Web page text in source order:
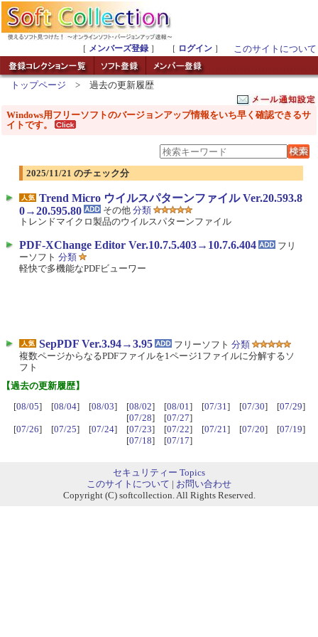
［ メンバーズ登録 ］ ［ ログイン ］ このサイトについて
トップページ > 過去の更新履歴
Windows用フリーソフトのバージョンアップ情報をいち早く確認できるサ
イトです。
2025/11/21 のチェック分
Trend Micro ウイルスパターンファイル Ver.20.593.8
0→20.595.80 その他 分類
トレンドマイクロ製品のウイルスパターンファイル
PDF-XChange Editor Ver.10.7.5.403→10.7.6.404
フリ
ーソフト 分類
軽快で多機能なPDFビューワー
SepPDF Ver.3.94→3.95 フリーソフト 分類
複数ページからなるPDFファイルを1ページ1ファイルに分解するソ
フト
【過去の更新履歴】
[08/05] [08/04] [08/03] [08/02] [08/01] [07/31] [07/30] [07/29]
[07/28] [07/27]
[07/26] [07/25] [07/24] [07/23] [07/22] [07/21] [07/20] [07/19]
[07/18] [07/17]
セキュリティー Topics
このサイトについて | お問い合わせ
Copyright (C) softcollection. All Rights Reserved.